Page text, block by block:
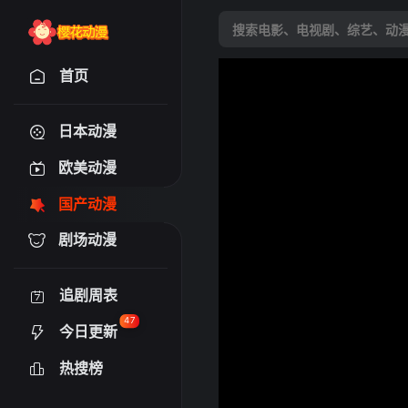
首页
日本动漫
欧美动漫
国产动漫
剧场动漫
追剧周表
今日更新
47
热搜榜